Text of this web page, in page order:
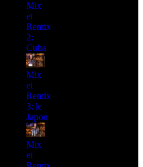
Mix
et
Remix
2:
Cuba
Mix
et
Remix
3: le
Japon
Mix
et